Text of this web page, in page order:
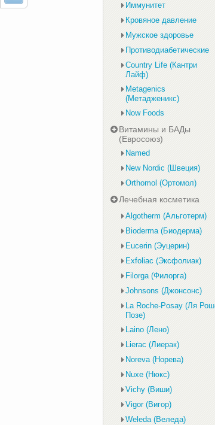
Иммунитет
Кровяное давление
Мужское здоровье
Противодиабетические
Country Life (Кантри
Лайф)
Metagenics
(Метадженикс)
Now Foods
Витамины и БАДы
(Евросоюз)
Named
New Nordic (Швеция)
Orthomol (Ортомол)
Лечебная косметика
Algotherm (Альготерм)
Bioderma (Биодерма)
Eucerin (Эуцерин)
Exfoliac (Эксфолиак)
Filorga (Филорга)
Johnsons (Джонсонс)
La Roche-Posay (Ля
Позе)
Laino (Лено)
Lierac (Лиерак)
Noreva (Норева)
Nuxe (Нюкс)
Vichy (Виши)
Vigor (Вигор)
Weleda (Веледа)